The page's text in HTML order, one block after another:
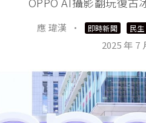
應 瑋漢 · 即時新聞 民生
2025 年 7